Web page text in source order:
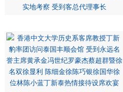
实地考察 受到客总代理事长